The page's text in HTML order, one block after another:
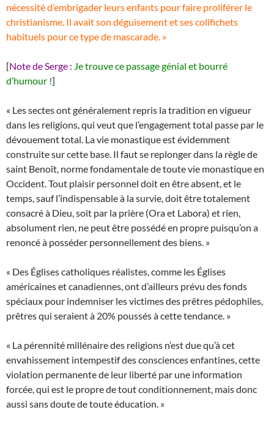
nécessité d’embrigader leurs enfants pour faire proliférer le
christianisme. Il avait son déguisement et ses colifichets
habituels pour ce type de mascarade. »
[Note de Serge : Je trouve ce passage génial et bourré
d’humour !]
« Les sectes ont généralement repris la tradition en vigueur
dans les religions, qui veut que l’engagement total passe par le
dévouement total. La vie monastique est évidemment
construite sur cette base. Il faut se replonger dans la règle de
saint Benoît, norme fondamentale de toute vie monastique en
Occident. Tout plaisir personnel doit en être absent, et le
temps, sauf l’indispensable à la survie, doit être totalement
consacré à Dieu, soit par la prière (Ora et Labora) et rien,
absolument rien, ne peut être possédé en propre puisqu’on a
renoncé à posséder personnellement des biens. »
« Des Églises catholiques réalistes, comme les Églises
américaines et canadiennes, ont d’ailleurs prévu des fonds
spéciaux pour indemniser les victimes des prêtres pédophiles,
prêtres qui seraient à 20% poussés à cette tendance. »
« La pérennité millénaire des religions n’est due qu’à cet
envahissement intempestif des consciences enfantines, cette
violation permanente de leur liberté par une information
forcée, qui est le propre de tout conditionnement, mais donc
aussi sans doute de toute éducation. »